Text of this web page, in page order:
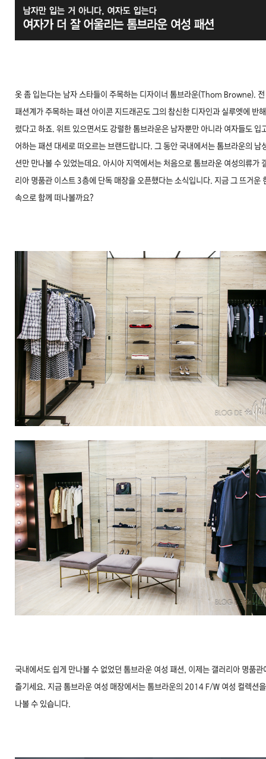
옷 좀 입는다는 남자 스타들이 주목하는 디자이너 톰브라운(Thom Browne).
패션계가 주목하는 패션 아이콘 지드래곤도 그의 참신한 디자인과 실루엣에 반
렸다고 하죠. 위트 있으면서도 강렬한 톰브라운은 남자뿐만 아니라 여자들도 입
어하는 패션 대세로 떠오르는 브랜드랍니다. 그 동안 국내에서는 톰브라운의 남
션만 만나볼 수 있었는데요. 아시아 지역에서는 처음으로 톰브라운 여성의류가
리아 명품관 이스트 3층에 단독 매장을 오픈했다는 소식입니다. 지금 그 뜨거운
속으로 함께 떠나볼까요?
국내에서도 쉽게 만나볼 수 없었던 톰브라운 여성 패션, 이제는 갤러리아 명품관
즐기세요. 지금 톰브라운 여성 매장에서는 톰브라운의 2014 F/W 여성 컬렉션
나볼 수 있습니다.